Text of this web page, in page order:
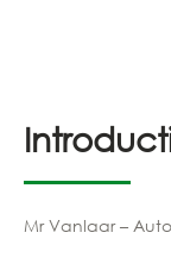
Mr Vanlaar –